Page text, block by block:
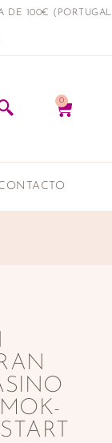
DE 100€ (PORTUGAL
0